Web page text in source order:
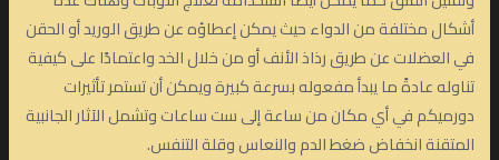
أشكال مختلفة من الدواء حيث يمكن إعطاؤه عن طريق الوريد أو الحقن
في العضلات عن طريق رذاذ الأنف أو من خلال الخد واعتمادًا على كيفية
تناوله عادةً ما يبدأ مفعوله بسرعة كبيرة ويمكن أن تستمر تأثيرات
دورميكم في أي مكان من ساعة إلى ست ساعات وتشمل الآثار الجانبية
المتقنة انخفاض ضغط الدم والنعاس وقلة التنفس.